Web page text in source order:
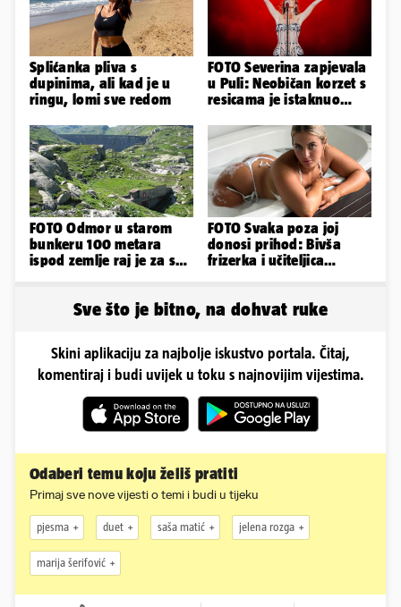
Splićanka pliva s
dupinima, ali kad je u
ringu, lomi sve redom
FOTO Severina zapjevala
u Puli: Neobičan korzet s
resicama je istaknuo
FOTO Odmor u starom
bunkeru 100 metara
ispod zemlje raj je za sva
FOTO Svaka poza joj
donosi prihod: Bivša
frizerka i učiteljica
Sve što je bitno, na dohvat ruke
Skini aplikaciju za najbolje iskustvo portala. Čitaj,
komentiraj i budi uvijek u toku s najnovijim vijestima.
Odaberi temu koju želiš pratiti
Primaj sve nove vijesti o temi i budi u tijeku
pjesma duet saša matić jelena rozga
marija šerifović